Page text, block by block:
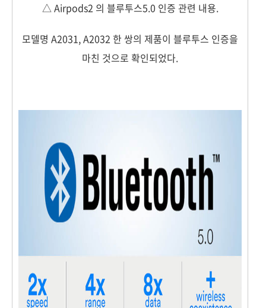
△ Airpods2 의 블루투스5.0 인증 관련 내용.
모델명 A2031, A2032 한 쌍의 제품이 블루투스 인증을
마친 것으로 확인되었다.